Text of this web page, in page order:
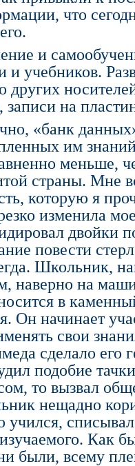
что
и
и учебников.
других
записи на
«банк
им
меньше,
страны. Мне
которую я
изменила
двойки
повести
Школьник,
наверно на
в
Он начинает
свои
сделало его
подобие
то вызвал
нещадно
учился,
Как
были, всему